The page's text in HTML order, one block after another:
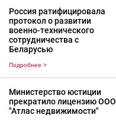
Россия ратифицировала
протокол о развитии
военно-технического
сотрудничества с
Беларусью
Подробнее >
Министерство юстиции
прекратило лицензию ООО
"Атлас недвижимости"